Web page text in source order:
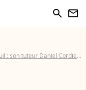
search newsletter
Cordier, Compagnon de la Libération, est mort